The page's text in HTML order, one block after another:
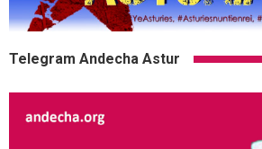
Telegram Andecha Astur